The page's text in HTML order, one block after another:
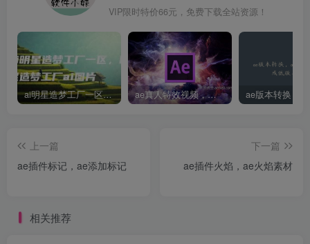
VIP限时特价66元，免费下载全站资源！
ai明星造梦工厂一区，明星造梦工厂ai图片 ae真人特效视频，大学生第一次做ppt怎么做
上一篇
ae插件标记，ae添加标记
下一篇
ae插件火焰，ae火焰素材
相关推荐